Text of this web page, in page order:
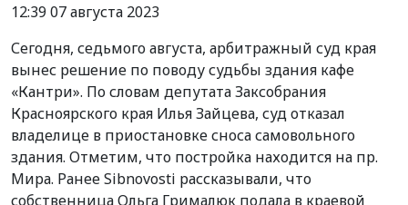
12:39 07 августа 2023
Сегодня, седьмого августа, арбитражный суд края
вынес решение по поводу судьбы здания кафе
«Кантри». По словам депутата Заксобрания
Красноярского края Илья Зайцева, суд отказал
владелице в приостановке сноса самовольного
здания. Отметим, что постройка находится на пр.
Мира. Ранее Sibnovosti рассказывали, что
собственница Ольга Грималюк подала в краевой